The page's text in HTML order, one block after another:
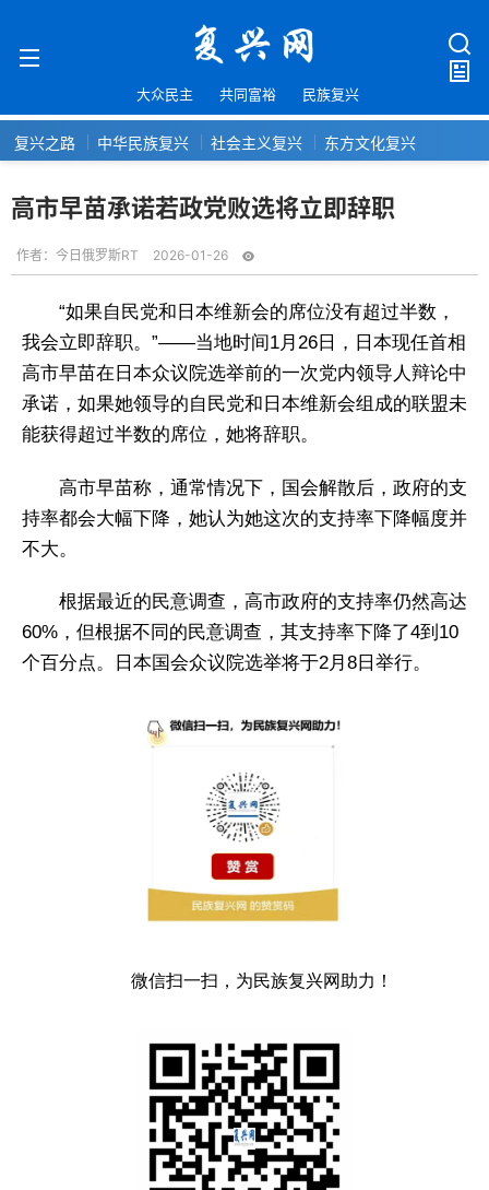
大众民主 共同富裕 民族复兴
复兴之路 中华民族复兴 社会主义复兴 东方文化复兴
高市早苗承诺若政党败选将立即辞职
作者： 今日俄罗斯RT 2026-01-26
“如果自民党和日本维新会的席位没有超过半数，
我会立即辞职。”——当地时间1月26日，日本现任首相
高市早苗在日本众议院选举前的一次党内领导人辩论中
承诺，如果她领导的自民党和日本维新会组成的联盟未
能获得超过半数的席位，她将辞职。
高市早苗称，通常情况下，国会解散后，政府的支
持率都会大幅下降，她认为她这次的支持率下降幅度并
不大。
根据最近的民意调查，高市政府的支持率仍然高达
60%，但根据不同的民意调查，其支持率下降了4到10
个百分点。日本国会众议院选举将于2月8日举行。
微信扫一扫，为民族复兴网助力！